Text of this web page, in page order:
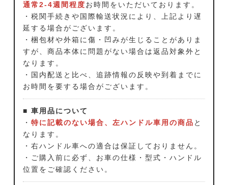
通常2-4週間程度お時間をいただいております。
・税関手続きや国際輸送状況により、上記より遅
延する場合がございます。
・梱包材や外箱に傷・凹みが生じることがありま
すが、商品本体に問題がない場合は返品対象外と
なります。
・国内配送と比べ、追跡情報の反映や到着までに
お時間を要する場合がございます。
■ 車用品について
・ 特に記載のない場合、左ハンドル車用の商品 と
なります。
・右ハンドル車への適合は保証しておりません。
・ご購入前に必ず、お車の仕様・型式・ハンドル
位置をご確認ください。